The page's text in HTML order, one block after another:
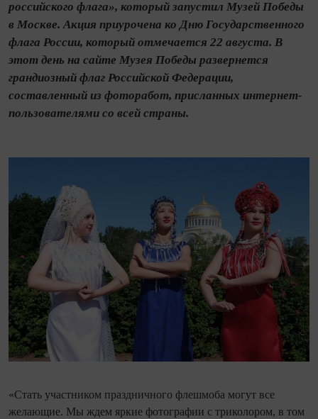
российского флага», который запустил Музей Победы
в Москве. Акция приурочена ко Дню Государственного
флага России, который отмечается 22 августа. В
этот день на сайте Музея Победы развернется
грандиозный флаг Российской Федерации,
составленный из фоторабот, присланных интернет-
пользователями со всей страны.
«Стать участником праздничного флешмоба могут все
желающие. Мы ждем яркие фотографии с триколором, в том